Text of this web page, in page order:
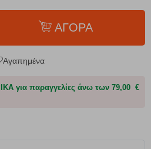
ΑΓΟΡΑ
Αγαπημένα
για παραγγελίες άνω των 79,00 €